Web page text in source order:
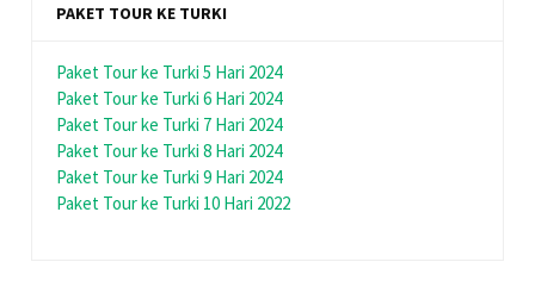
PAKET TOUR KE TURKI
Paket Tour ke Turki 5 Hari 2024
Paket Tour ke Turki 6 Hari 2024
Paket Tour ke Turki 7 Hari 2024
Paket Tour ke Turki 8 Hari 2024
Paket Tour ke Turki 9 Hari 2024
Paket Tour ke Turki 10 Hari 2022